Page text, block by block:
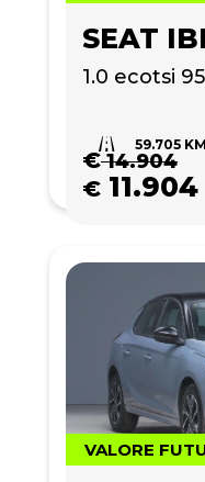
SEAT
1.0 ecotsi
59.705 KM
€14.904
€ 11.904
VALORE